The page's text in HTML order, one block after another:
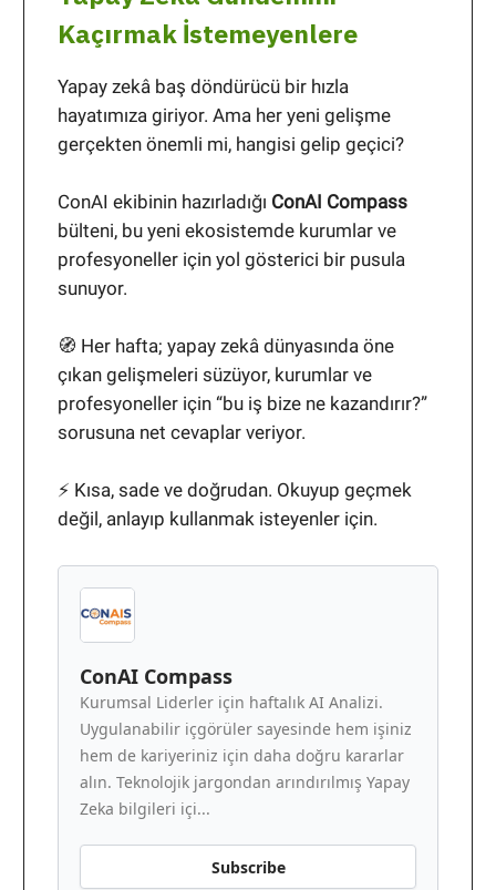
Kaçırmak İstemeyenlere
Yapay zekâ baş döndürücü bir hızla
hayatımıza giriyor. Ama her yeni gelişme
gerçekten önemli mi, hangisi gelip geçici?
ConAI ekibinin hazırladığı ConAI Compass
bülteni, bu yeni ekosistemde kurumlar ve
profesyoneller için yol gösterici bir pusula
sunuyor.
🧭 Her hafta; yapay zekâ dünyasında öne
çıkan gelişmeleri süzüyor, kurumlar ve
profesyoneller için “bu iş bize ne kazandırır?”
sorusuna net cevaplar veriyor.
⚡ Kısa, sade ve doğrudan. Okuyup geçmek
değil, anlayıp kullanmak isteyenler için.
ConAI Compass
Kurumsal Liderler için haftalık AI Analizi.
Uygulanabilir içgörüler sayesinde hem işiniz
hem de kariyeriniz için daha doğru kararlar
alın. Teknolojik jargondan arındırılmış Yapay
Zeka bilgileri içi...
Subscribe